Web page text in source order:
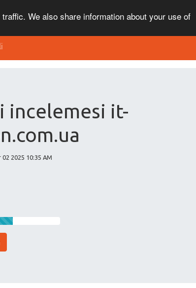
We also share information about your use of
incelemesi it-
2025 10:35 AM